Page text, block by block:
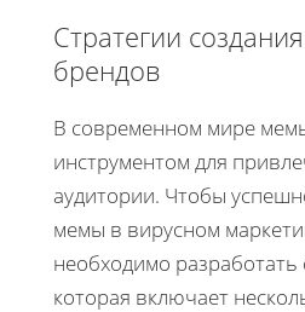
Стратегии
брендов
В современном мире
инструментом для
аудитории. Чтобы
мемы в вирусном
необходимо разработать
которая включает